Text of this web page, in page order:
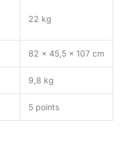
22 kg
82 x 45,5 x 107 cm
9,8 kg
5 points